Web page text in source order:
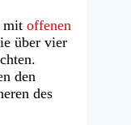
mit offenen
über vier
den
des